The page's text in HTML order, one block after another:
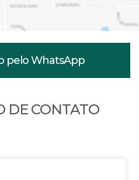
peloWhatsApp
DE CONTATO